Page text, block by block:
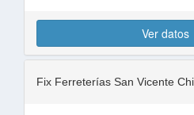
Ver datos
Fix Ferreterías San Vicente